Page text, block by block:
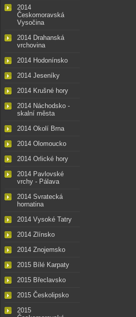
2014
Českomoravská
Vysočina
2014 Drahanská
vrchovina
2014 Hodonínsko
2014 Jeseníky
2014 Krušné hory
2014 Náchodsko -
skalní města
2014 Okolí Brna
2014 Olomoucko
2014 Orlické hory
2014 Pavlovské
vrchy - Pálava
2014 Svratecká
hornatina
2014 Vysoké Tatry
2014 Zlínsko
2014 Znojemsko
2015 Bílé Karpaty
2015 Břeclavsko
2015 Českolipsko
2015